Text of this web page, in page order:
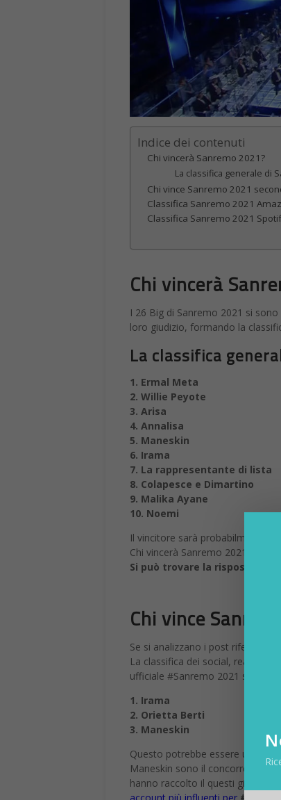
Indice dei contenuti
Chi vincerà Sanremo 2021?
La classifica generale di
Chi vince Sanremo 2021
Classifica Sanremo 2021
Classifica Sanremo 2021
Chi vincerà
I 26 Big di Sanremo 2021 si
loro giudizio, formando la
La classifica
1. Ermal Meta
2. Willie Peyote
3. Arisa
4. Annalisa
5. Maneskin
6. Irama
7. La rappresentante di lista
8. Colapesce e Dimartino
9. Malika Ayane
10. Noemi
Il vincitore sarà probabilmente
Chi vincerà Sanremo 2021 grazie
Si può trovare la risposta nei
Chi vince
Se si analizzano i post riferirti a
La classifica dei social,
ufficiale #Sanremo 2021 sono:
1. Irama
2. Orietta Berti
3. Maneskin
Questo potrebbe essere un
Maneskin sono il concorrente in
hanno raccolto il questi giorni il
account più influenti per